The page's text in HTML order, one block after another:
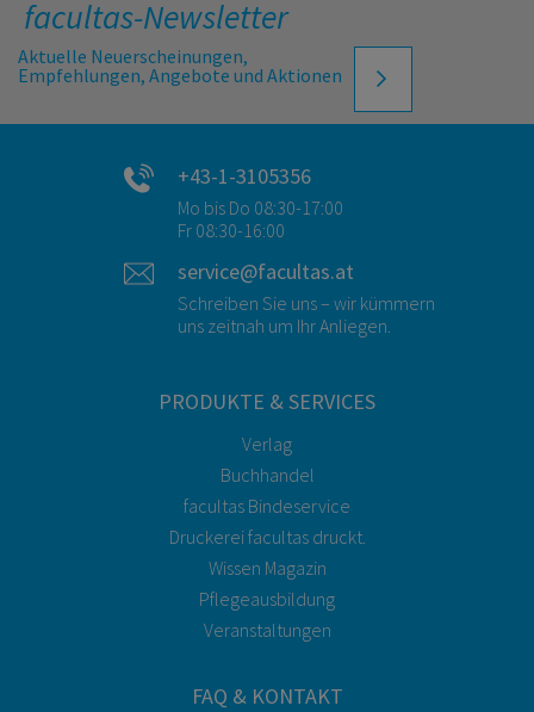
facultas-Newsletter
Aktuelle Neuerscheinungen,
Empfehlungen, Angebote und Aktionen
+43-1-3105356
Mo bis Do 08:30-17:00
Fr 08:30-16:00
service@facultas.at
Schreiben Sie uns – wir kümmern
uns zeitnah um Ihr Anliegen.
PRODUKTE & SERVICES
Verlag
Buchhandel
facultas Bindeservice
Druckerei facultas druckt.
Wissen Magazin
Pflegeausbildung
Veranstaltungen
FAQ & KONTAKT